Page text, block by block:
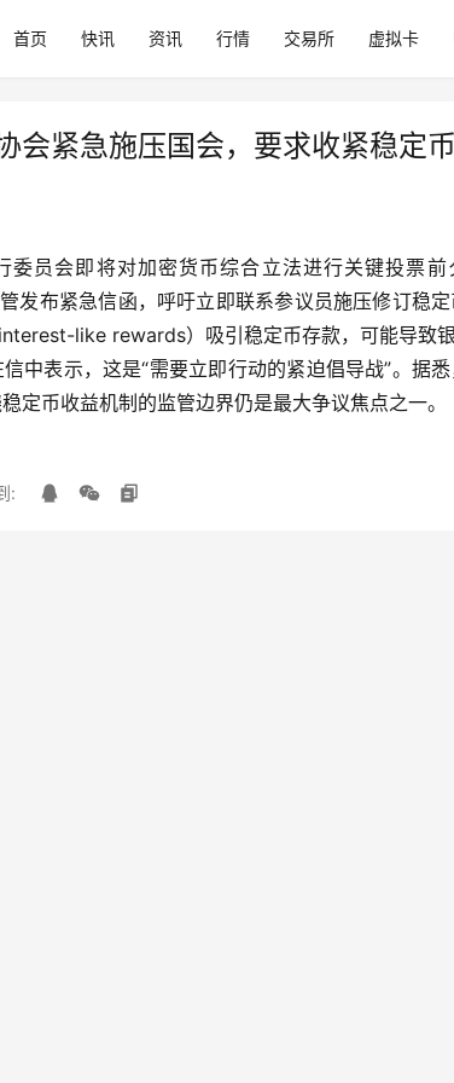
首页 快讯 资讯 行情 交易所 虚拟卡
会紧急施压国会，要求收紧稳定
委员会即将对加密货币综合立法进行关键投票
发布紧急信函，呼吁立即联系参议员施压修订稳
like rewards）吸引稳定币存款，可能导致
中表示，这是“需要立即行动的紧迫倡导战”。据
定币收益机制的监管边界仍是最大争议焦点之一。
: